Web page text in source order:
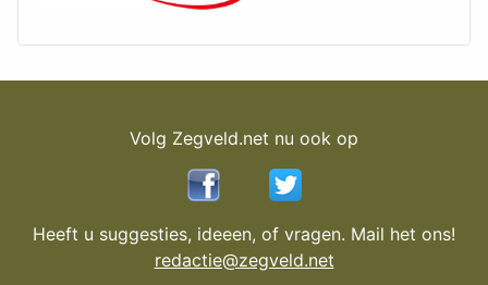
Volg Zegveld.net nu ook op
Heeft u suggesties, ideeen, of vragen. Mail het ons!
redactie@zegveld.net